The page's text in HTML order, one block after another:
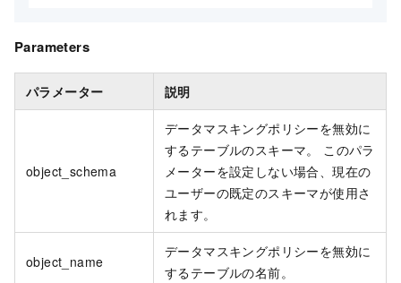
Parameters
パラメーター 説明
object_schema
データマスキングポリシーを無効に
するテーブルのスキーマ。 このパラ
メーターを設定しない場合、現在の
ユーザーの既定のスキーマが使用さ
れます。
object_name
データマスキングポリシーを無効に
するテーブルの名前。